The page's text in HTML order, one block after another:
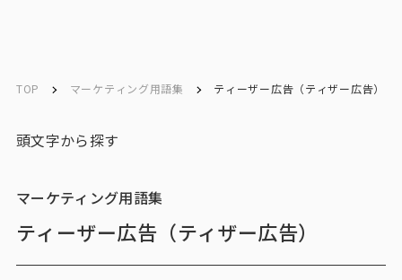
TOP マーケティング用語集 ティーザー広告（ティザー広告）
頭文字から探す
マーケティング用語集
ティーザー広告（ティザー広告）